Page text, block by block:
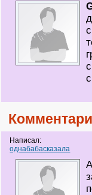
Написал:
однабабасказала